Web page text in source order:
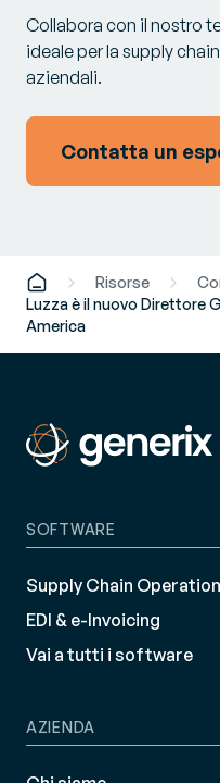
Collabora con il nostro
ideale per la supply
aziendali.
Contatta un
Risorse
Luzza è il nuovo Direttore
America
SOFTWARE
Supply Chain
EDI & e-Invoicing
Vai a tutti i software
AZIENDA